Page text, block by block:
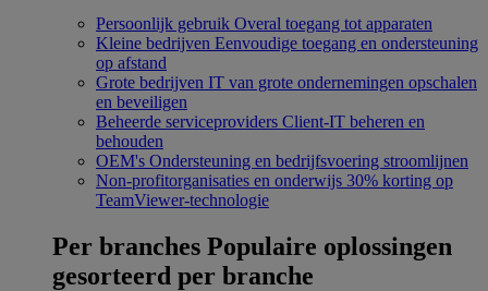
Persoonlijk gebruik Overal toegang tot apparaten
Kleine bedrijven Eenvoudige toegang en ondersteuning
op afstand
Grote bedrijven IT van grote ondernemingen opschalen
en beveiligen
Beheerde serviceproviders Client-IT beheren en
behouden
OEM's Ondersteuning en bedrijfsvoering stroomlijnen
Non-profitorganisaties en onderwijs 30% korting op
TeamViewer-technologie
Per branches Populaire oplossingen
gesorteerd per branche